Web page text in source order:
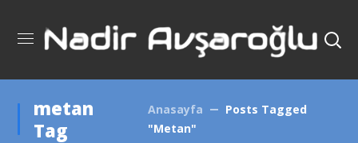
metan
Tag
Anasayfa
Posts Tagged
"metan"